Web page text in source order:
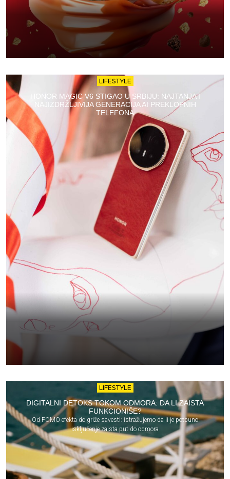
LIFESTYLE
HONOR MAGIC V6 STIGAO U SRBIJU: NAJTANJA I
NAJIZDRŽLJIVIJA GENERACIJA AI PREKLOPNIH
TELEFONA
LIFESTYLE
DIGITALNI DETOKS TOKOM ODMORA: DA LI ZAISTA
FUNKCIONIŠE?
Od FOMO efekta do griže savesti: istražujemo da li je potpuno
isključenje zaista put do odmora